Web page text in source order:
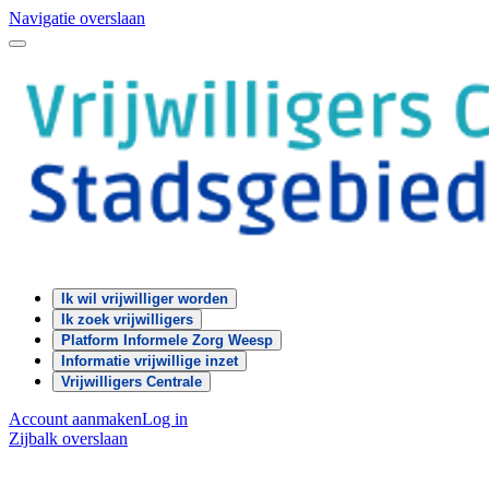
Navigatie overslaan
Ik wil vrijwilliger worden
Ik zoek vrijwilligers
Platform Informele Zorg Weesp
Informatie vrijwillige inzet
Vrijwilligers Centrale
Account aanmakenLog in
Zijbalk overslaan